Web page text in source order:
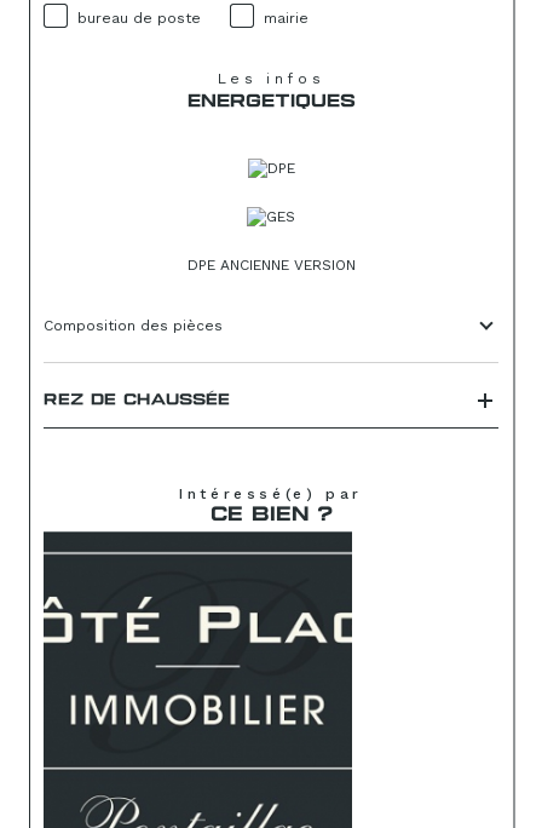
bureau de poste mairie
Les infos
ENERGETIQUES
DPE ANCIENNE VERSION
Composition des pièces
REZ DE CHAUSSÉE
Intéressé(e) par
CE BIEN ?